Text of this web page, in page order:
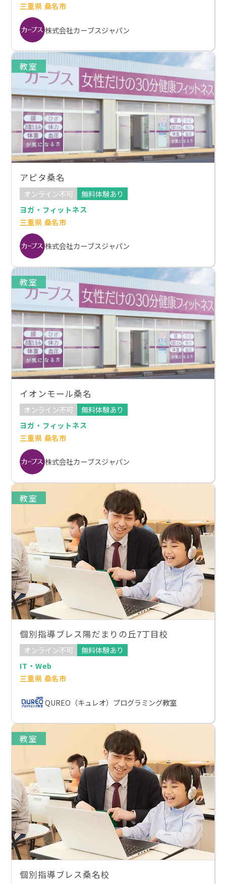
三重県 桑名市
株式会社カーブスジャパン
教室
アピタ桑名
オンライン不可
無料体験あり
ヨガ・フィットネス
三重県 桑名市
株式会社カーブスジャパン
教室
イオンモール桑名
オンライン不可
無料体験あり
ヨガ・フィットネス
三重県 桑名市
株式会社カーブスジャパン
教室
個別指導ブレス陽だまりの丘7丁目校
オンライン不可
無料体験あり
IT・Web
三重県 桑名市
QUREO（キュレオ）プログラミング教室
教室
個別指導ブレス桑名校